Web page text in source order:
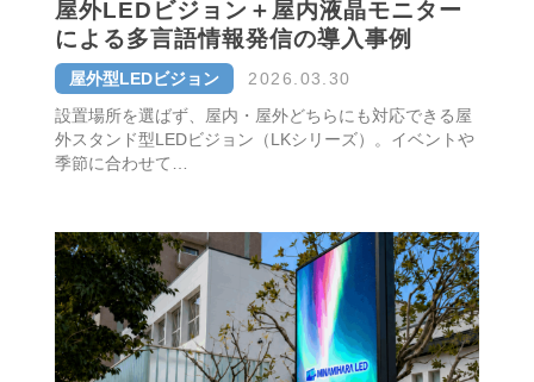
屋外LEDビジョン＋屋内液晶モニター
による多言語情報発信の導入事例
屋外型LEDビジョン
2026.03.30
設置場所を選ばず、屋内・屋外どちらにも対応できる屋
外スタンド型LEDビジョン（LKシリーズ）。イベントや
季節に合わせて…